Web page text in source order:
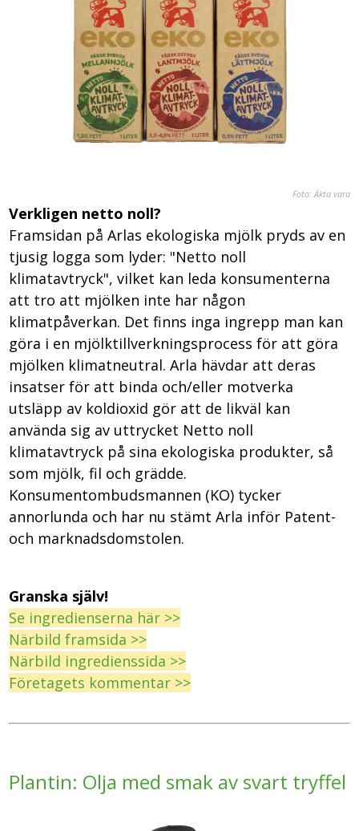
Foto: Äkta vara
Verkligen netto noll?
Framsidan på Arlas ekologiska mjölk pryds av en
tjusig logga som lyder: "Netto noll
klimatavtryck", vilket kan leda konsumenterna
att tro att mjölken inte har någon
klimatpåverkan. Det finns inga ingrepp man kan
göra i en mjölktillverkningsprocess för att göra
mjölken klimatneutral. Arla hävdar att deras
insatser för att binda och/eller motverka
utsläpp av koldioxid gör att de likväl kan
använda sig av uttrycket Netto noll
klimatavtryck på sina ekologiska produkter, så
som mjölk, fil och grädde.
Konsumentombudsmannen (KO) tycker
annorlunda och har nu stämt Arla inför Patent-
och marknadsdomstolen.
Granska själv!
Se ingredienserna här >>
Närbild framsida >>
Närbild ingredienssida >>
Företagets kommentar >>
Plantin: Olja med smak av svart tryffel